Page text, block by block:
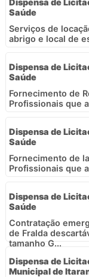
Saúde
Serviços de
abrigo e local de
Dispensa de
Saúde
Fornecimento de
Profissionais que
Dispensa de
Saúde
Fornecimento de
Profissionais que
Dispensa de
Saúde
Contratação
de Fralda
tamanho G...
Dispensa de
Municipal de